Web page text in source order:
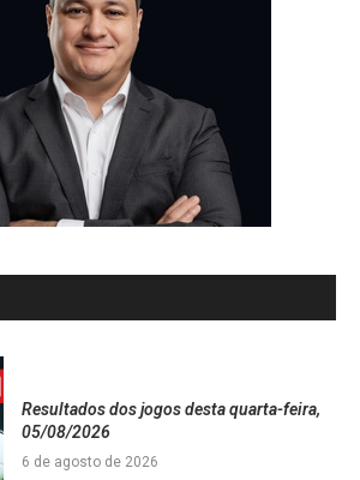
Resultados dos jogos desta quarta-feira,
05/08/2026
6 de agosto de 2026